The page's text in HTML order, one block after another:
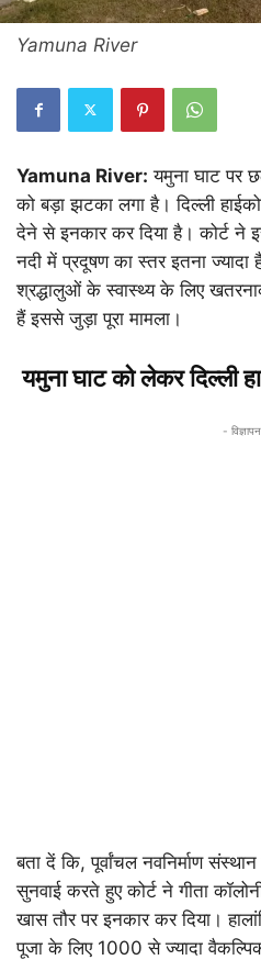
Yamuna River
Yamuna River: यमुना घाट पर
को बड़ा झटका लगा है। दिल्ली
देने से इनकार कर दिया है। कोर्ट ने
नदी में प्रदूषण का स्तर इतना
श्रद्धालुओं के स्वास्थ्य के लिए
हैं इससे जुड़ा पूरा मामला।
यमुना घाट को लेकर दिल्ली
-
बता दें कि, पूर्वांचल नवनिर्माण
सुनवाई करते हुए कोर्ट ने गीता
खास तौर पर इनकार कर दिया।
पूजा के लिए 1000 से ज्यादा